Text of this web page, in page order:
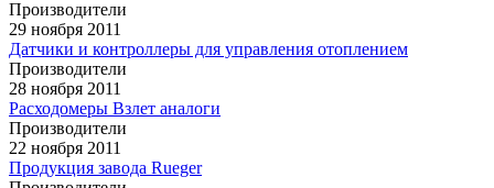
Производители
29 ноября 2011
Датчики и контроллеры для управления отоплением
Производители
28 ноября 2011
Расходомеры Взлет аналоги
Производители
22 ноября 2011
Продукция завода Rueger